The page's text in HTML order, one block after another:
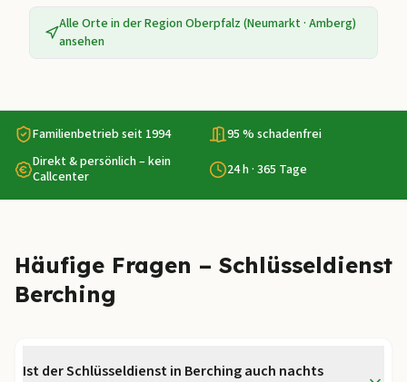
Alle Orte in der Region Oberpfalz (Neumarkt · Amberg)
ansehen
Familienbetrieb seit 1994
95 % schadenfrei
Direkt & persönlich – kein
Callcenter
24 h · 365 Tage
Häufige Fragen – Schlüsseldienst
Berching
Ist der Schlüsseldienst in Berching auch nachts